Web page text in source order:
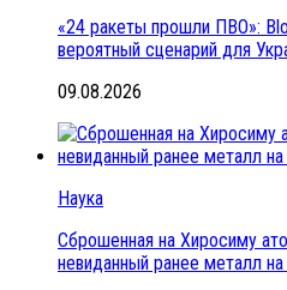
«24 ракеты прошли ПВО»:
вероятный сценарий для
09.08.2026
Наука
Сброшенная на Хиросиму
невиданный ранее металл